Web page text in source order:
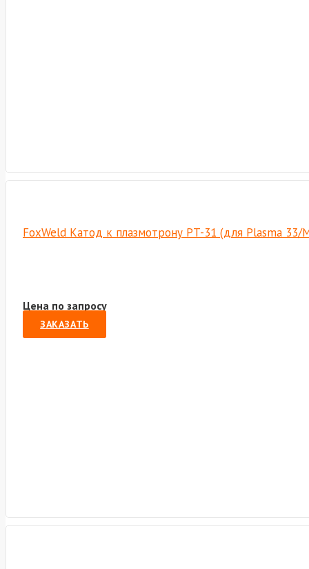
FoxWeld Катод к плазмотрону PT-31 (для Plasma
Цена по запросу
ЗАКАЗАТЬ